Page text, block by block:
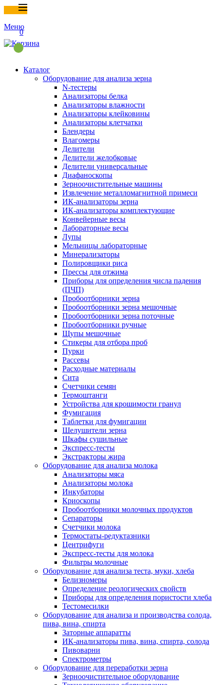
Меню
0
Каталог
Оборудование для анализа зерна
N-тестеры
Анализаторы белка
Анализаторы влажности
Анализаторы клейковины
Анализаторы клетчатки
Блендеры
Влагомеры
Делители
Делители желобковые
Делители универсальные
Диафаноскопы
Зерноочистительные машины
Извлечение металломагнитной примеси
ИК-анализаторы зерна
ИК-анализаторы комплектующие
Конвейерные весы
Лабораторные весы
Лупы
Мельницы лабораторные
Минерализаторы
Полировщики риса
Прессы для отжима
Приборы для определения числа падения
(ПЧП)
Пробоотборники зерна
Пробоотборники зерна мешочные
Пробоотборники зерна поточные
Пробоотборники ручные
Щупы мешочные
Стикеры для отбора проб
Пурки
Рассевы
Расходные материалы
Сита
Счетчики семян
Термоштанги
Устройства для крошимости гранул
Фумигация
Таблетки для фумигации
Шелушители зерна
Шкафы сушильные
Экспресс-тесты
Экстракторы жира
Оборудование для анализа молока
Анализаторы мяса
Анализаторы молока
Инкубаторы
Криоскопы
Пробоотборники молочных продуктов
Сепараторы
Счетчики молока
Термостаты-редуктазники
Центрифуги
Экспресс-тесты для молока
Фильтры молочные
Оборудование для анализа теста, муки, хлеба
Белизномеры
Определение реологических свойств
Приборы для определения пористости хлеба
Тестомесилки
Оборудование для анализа и производства солода,
пива, вина, спирта
Заторные аппаратты
ИК-анализаторы пива, вина, спирта, солода
Пивоварни
Спектрометры
Оборудование для переработки зерна
Зерноочистительное оборудование